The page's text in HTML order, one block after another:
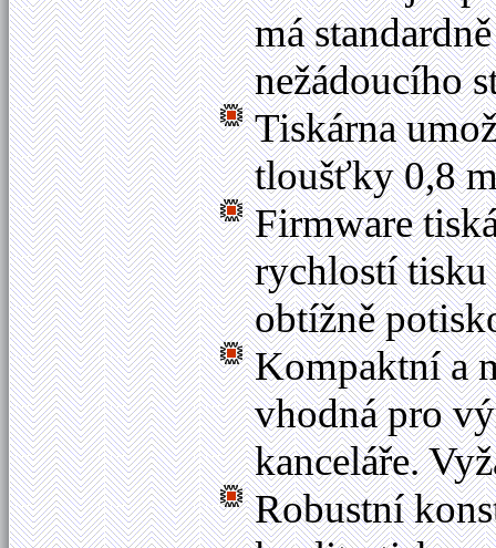
má
nežádoucího
Tiskárna
tloušťky 0,8
Firmware
rychlostí tisku
obtížně
Kompaktní a
vhodná pro
kanceláře.
Robustní